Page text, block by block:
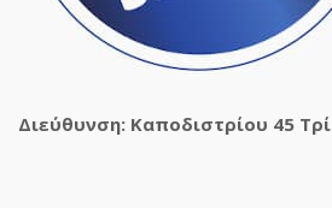
Διεύθυνση: Καποδιστρίου 45